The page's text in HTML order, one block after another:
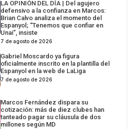
LA OPINIÓN DEL DÍA | Del agujero
defensivo a la confianza en Marcos:
Brian Calvo analiza el momento del
Espanyol; “Tenemos que confiar en
Unai”, insiste
7 de agosto de 2026
Gabriel Moscardo ya figura
oficialmente inscrito en la plantilla del
Espanyol en la web de LaLiga
7 de agosto de 2026
Marcos Fernández dispara su
cotización: más de diez clubes han
tanteado pagar su cláusula de dos
millones según MD